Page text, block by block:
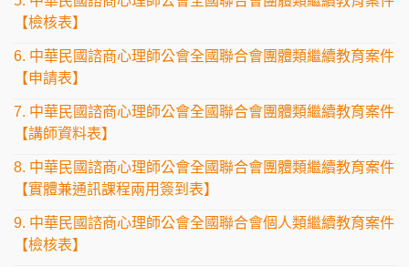
【檢核表】
6. 中華民國諮商心理師公會全國聯合會團體類繼續教育案件
【申請表】
7. 中華民國諮商心理師公會全國聯合會團體類繼續教育案件
【講師資料表】
8. 中華民國諮商心理師公會全國聯合會團體類繼續教育案件
【實體兼通訊課程兩用簽到表】
9. 中華民國諮商心理師公會全國聯合會個人類繼續教育案件
【檢核表】